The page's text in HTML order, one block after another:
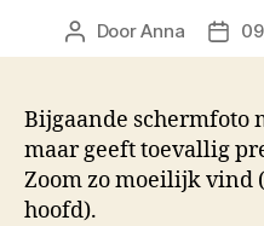
Berichtauteur
DoorAnna
Bijgaande schermfoto
maar geeft toevallig
Zoom zo moeilijk vind
hoofd).